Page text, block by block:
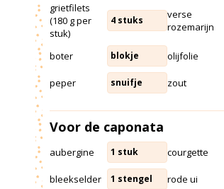
grietfilets
(180 g per
stuk)
4 stuks
verse
rozemarijn
boter blokje olijfolie
peper snuifje zout
Voor de caponata
aubergine 1 stuk courgette
bleekselder 1 stengel rode ui